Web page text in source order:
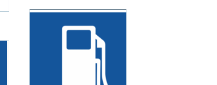
kraven på hygien,
trygghet och kvalitet. En
genomtänkt piercing